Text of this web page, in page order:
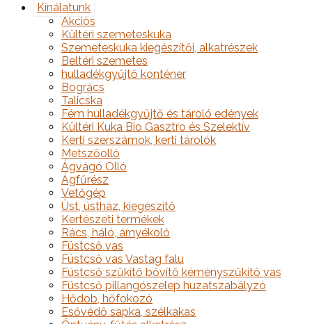
Kínálatunk
Akciós
Kültéri szemeteskuka
Szemeteskuka kiegészítői, alkatrészek
Beltéri szemetes
hulladékgyűjtő konténer
Bogrács
Talicska
Fém hulladékgyűjtő és tároló edények
Kültéri Kuka Bio Gasztro és Szelektív
Kerti szerszámok, kerti tárolók
Metszőolló
Ágvágó Olló
Ágfűrész
Vetőgép
Üst, üstház, kiegészítő
Kertészeti termékek
Rács, háló, árnyékoló
Füstcső vas
Füstcső vas Vastag falu
Füstcső szűkítő bővítő kéményszűkítő vas
Füstcső pillangószelep huzatszabályzó
Hődob, hőfokozó
Esővédő sapka, szélkakas